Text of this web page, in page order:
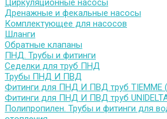
Циркуляционные насосы
Дренажные и фекальные насосы
Комплектующее для насосов
Шланги
Обратные клапаны
ПНД. Трубы и фитинги
Седелки для труб ПНД
Трубы ПНД И ПВД
Фитинги для ПНД И ПВД труб TIEMME
Фитинги для ПНД И ПВД труб
Полипропилен. Трубы и фитинги для